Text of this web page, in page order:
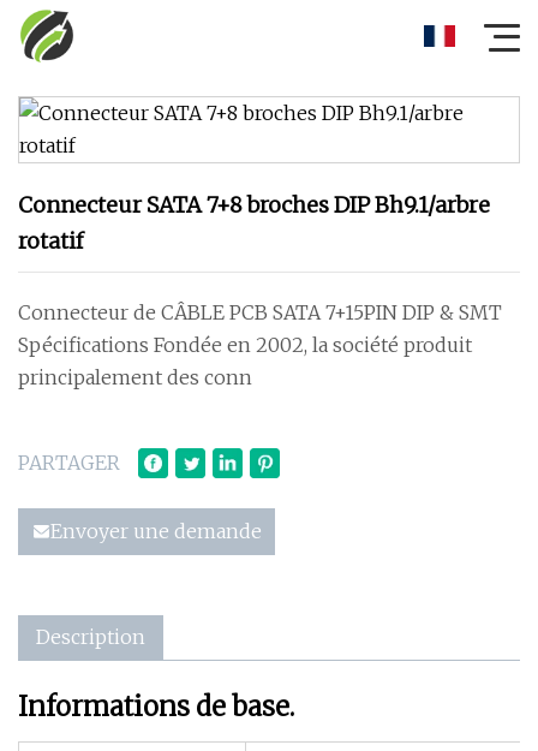
Connecteur SATA 7+8 broches DIP Bh9.1/arbre
rotatif
Connecteur de CÂBLE PCB SATA 7+15PIN DIP & SMT
Spécifications Fondée en 2002, la société produit
principalement des conn
PARTAGER
Envoyer une demande
Description
Informations de base.